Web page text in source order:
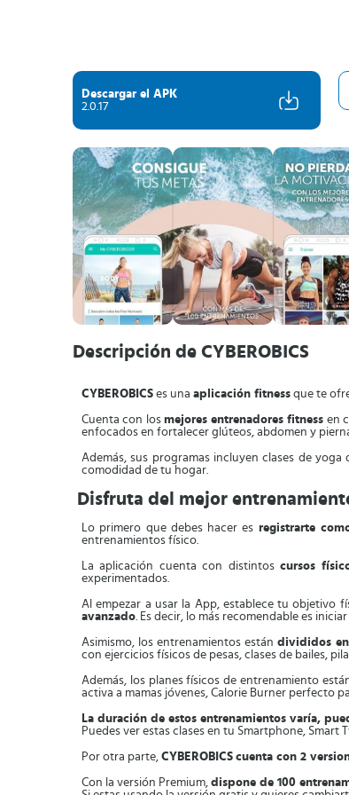
Descargar el APK
2.0.17
Descripción de CYBEROBICS
CYBEROBICS es una aplicación fitness que te
Cuenta con los mejores entrenadores fitness en
enfocados en fortalecer glúteos, abdomen y
Además, sus programas incluyen clases de
comodidad de tu hogar.
Disfruta del mejor
Lo primero que debes hacer es registrarte
entrenamientos físico.
La aplicación cuenta con distintoscursos
experimentados.
Al empezar a usar la App, establece tu objetivo
avanzado. Es decir, lo más recomendable es
Asimismo, los entrenamientos están divididos
con ejercicios físicos de pesas, clases de bailes,
Además, los planes físicos de entrenamiento
activa a mamas jóvenes, Calorie Burner perfecto
La duración de estos entrenamientos varía,
Puedes ver estas clases en tu Smartphone, Smart
Por otra parte, CYBEROBICS cuenta con 2
Con la versión Premium,dispone de 100